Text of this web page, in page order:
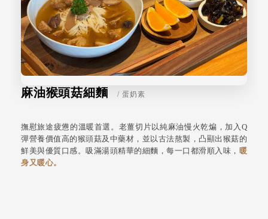
麻油猴頭菇細麵 / 蛋奶素
撫慰旅途疲憊的溫暖首選。老薑切片以純麻油慢火乾煸，加入Q
彈營養價值高的猴頭菇及中藥材，並以古法熬製，凸顯出猴菇的
鮮美與優質口感。吸滿湯頭精華的細麵，每一口都滑順入味， 暖
身又暖心。